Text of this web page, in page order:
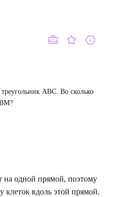
ABC . Во сколько
?
на одной прямой, поэтому
клеток вдоль этой прямой.